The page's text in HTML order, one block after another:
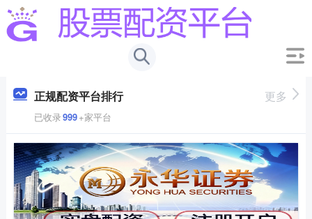
正规配资平台排行
已收录999+家平台
更多